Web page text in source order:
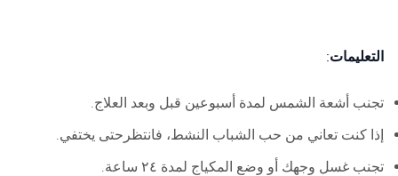
التعليمات:
تجنب أشعة الشمس لمدة أسبوعين قبل وبعد العلاج.
إذا كنت تعاني من حب الشباب النشط، فانتظرحتى يختفي.
تجنب غسل وجهك أو وضع المكياج لمدة ٢٤ ساعة.